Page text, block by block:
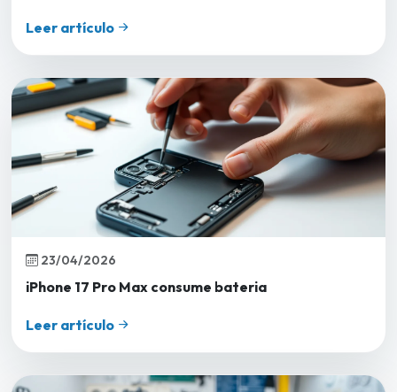
Leer artículo
23/04/2026
iPhone 17 Pro Max consume bateria
Leer artículo